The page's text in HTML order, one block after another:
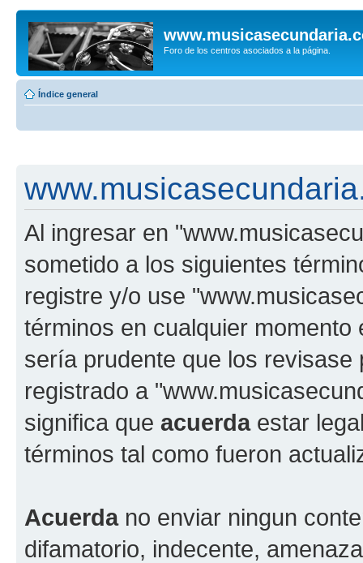
Foro de los centros asociados a la página.
Índice general
Al ingresar en
sometido a los siguientes
registre y/o use
términos en cualquier
sería prudente que los
registrado a
significa que acuerdaestar
términos tal como fueron
Acuerdano enviar ningun
difamatorio, indecente,